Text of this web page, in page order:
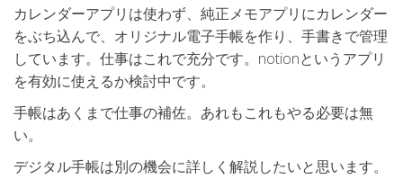
カレンダーアプリは使わず、純正メモアプリにカレンダー
をぶち込んで、オリジナル電子手帳を作り、手書きで管理
しています。仕事はこれで充分です。notionというアプリ
を有効に使えるか検討中です。
手帳はあくまで仕事の補佐。あれもこれもやる必要は無
い。
デジタル手帳は別の機会に詳しく解説したいと思います。